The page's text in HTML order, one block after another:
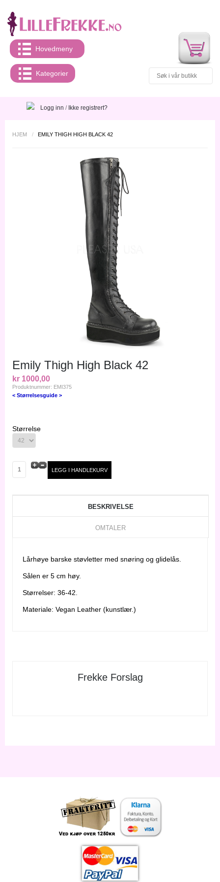
Hovedmeny
Kategorier
Logg inn / Ikke registrert?
HJEM / EMILY THIGH HIGH BLACK 42
Emily Thigh High Black 42
kr 1000,00
Produktnummer: EMI375
< Størrelsesguide >
Størrelse
BESKRIVELSE
OMTALER
Lårhøye barske støvletter med snøring og glidelås.
Sålen er 5 cm høy.
Størrelser: 36-42.
Materiale: Vegan Leather (kunstlær.)
Frekke Forslag